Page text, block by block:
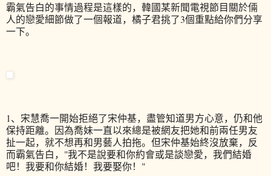
霸氣告白的事情過程是這樣的，韓國某新聞電視節目關於倆
人的戀愛細節做了一個報道，橘子君挑了3個重點給你們分享
一下。
1、宋慧喬一開始拒絕了宋仲基，盡管知道男方心意，仍和他
保持距離。因為喬妹一直以來總是被網友把她和前兩任男友
扯一起，就不想再和男藝人拍拖。但宋仲基始終沒放棄，反
而霸氣告白，"我不是說要和你約會或是談戀愛，我們結婚
吧！我要和你結婚！我要娶你！"